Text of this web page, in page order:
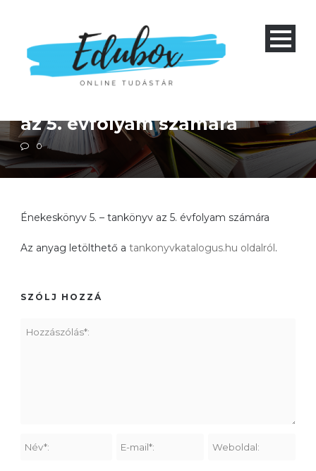
Alapiskola 5-9 és nyolcéves gimnázium 1-4
az 5. évfolyam számára
0
Énekeskönyv 5. – tankönyv az 5. évfolyam számára
Az anyag letölthető a tankonyvkatalogus.hu oldalról.
SZÓLJ HOZZÁ